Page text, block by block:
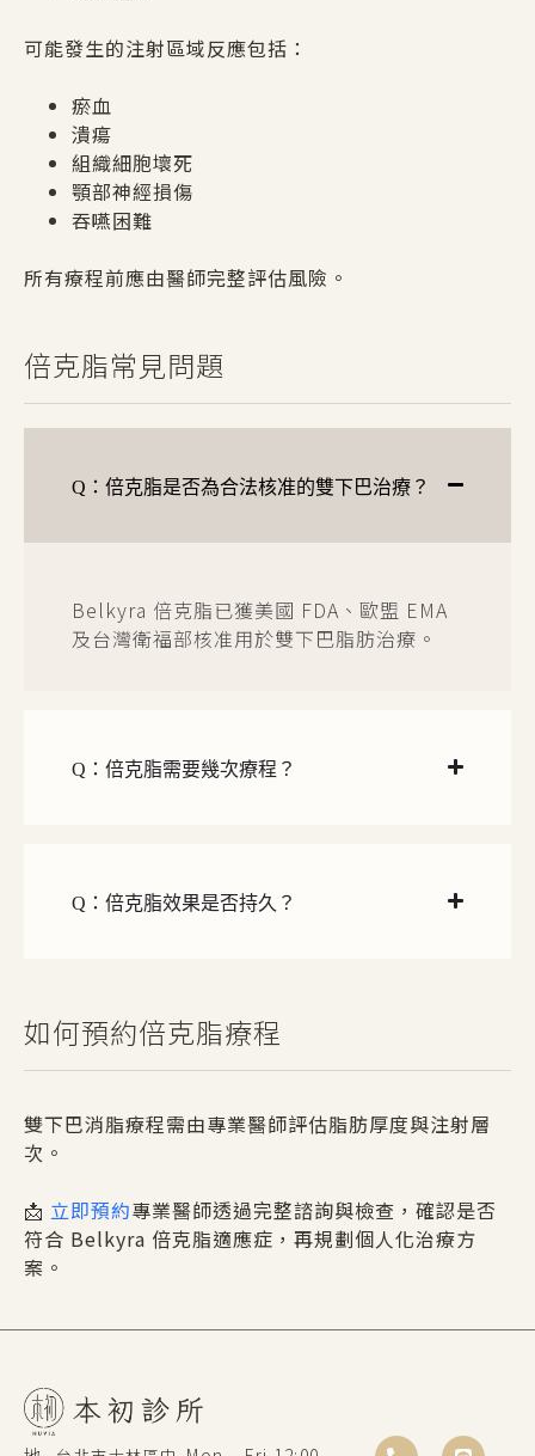
可能發生的注射區域反應包括：
瘀血
潰瘍
組織細胞壞死
顎部神經損傷
吞嚥困難
所有療程前應由醫師完整評估風險。
倍克脂常見問題
Q：倍克脂是否為合法核准的雙下巴治療？
Belkyra 倍克脂已獲美國 FDA、歐盟 EMA
及台灣衛福部核准用於雙下巴脂肪治療。
Q：倍克脂需要幾次療程？
Q：倍克脂效果是否持久？
如何預約倍克脂療程
雙下巴消脂療程需由專業醫師評估脂肪厚度與注射層
次。
📩 立即預約專業醫師透過完整諮詢與檢查，確認是否
符合 Belkyra 倍克脂適應症，再規劃個人化治療方
案。